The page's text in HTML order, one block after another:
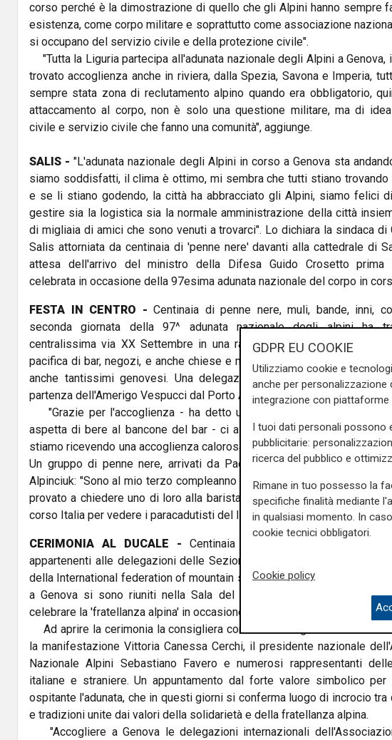
corso perché è la dimostrazione di quello che gli Alpini hanno sempre
esistenza, come corpo militare e soprattutto come associazione
si occupano del servizio civile e della protezione civile".
"Tutta la Liguria partecipa all'adunata nazionale degli Alpini a Genova,
trovato accoglienza anche in riviera, dalla Spezia, Savona e Imperia,
sempre stata zona di reclutamento alpino quando era obbligatorio,
attaccamento al corpo, non è solo una questione militare, ma di
civile e servizio civile che fanno una comunità", aggiunge.
SALIS - "L'adunata nazionale degli Alpini in corso a Genova sta
siamo soddisfatti, il clima è ottimo, mi sembra che tutti stiano
e se li stiano godendo, la città ha abbracciato gli Alpini, siamo felici
gestire sia la logistica sia la normale amministrazione della città
di migliaia di amici che sono venuti a trovarci". Lo dichiara la sindaca di
Salis attorniata da centinaia di 'penne nere' davanti alla cattedrale di
attesa dell'arrivo del ministro della Difesa Guido Crosetto prima
celebrata in occasione della 97esima adunata nazionale del corpo in
FESTA IN CENTRO - Centinaia di penne nere, muli, bande, inni,
seconda giornata della 97^ adunata nazionale degli alpini ha
centralissima via XX Settembre in una rambla rumorosa e festante.
pacifica di bar, negozi, e anche chiese e monumenti a cui hanno
anche tantissimi genovesi. Una delegazione di Penne Nere ha
partenza dell'Amerigo Vespucci dal Porto Antico.
"Grazie per l'accoglienza - ha detto uno dei tanti mentre con il
aspetta di bere al bancone del bar - ci aspettavamo che non ci
stiamo ricevendo una accoglienza calorosa". Le persone si sono
Un gruppo di penne nere, arrivati da Padova, aveva indosso
Alpinciuk: "Sono al mio terzo compleanno in due giorni non può farmi
provato a chiedere uno di loro alla barista. In tanti questa mattina si
corso Italia per vedere i paracadutisti del IV Reggimento dell'Esercito.
CERIMONIA AL DUCALE - Centinaia di Alpini provenienti da
appartenenti alle delegazioni delle Sezioni ANA all'estero, insieme ai
della International federation of mountain soldiers (Ifms) e ai militari
a Genova si sono riuniti nella Sala del Maggior Consiglio di
celebrare la 'fratellanza alpina' in occasione della 97ma adunata nazionale
Ad aprire la cerimonia la consigliera comunale delegata del Comune
la manifestazione Vittoria Canessa Cerchi, il presidente nazionale
Nazionale Alpini Sebastiano Favero e numerosi rappresentanti
italiane e straniere. Un appuntamento dal forte valore simbolico per
ospitante l'adunata, che in questi giorni si conferma luogo di incrocio tra
e tradizioni unite dai valori della solidarietà e della fratellanza alpina.
"Accogliere a Genova le delegazioni internazionali
GDPR EU COOKIE
Utilizziamo cookie e
anche per personalizzazione
integrazione con piattaforme
I tuoi dati personali possono
pubblicitarie:
ricerca del pubblico e
Rimane in tuo possesso la
specifiche finalità mediante
in qualsiasi momento. In
cookie tecnici obbligatori.
Cookie policy